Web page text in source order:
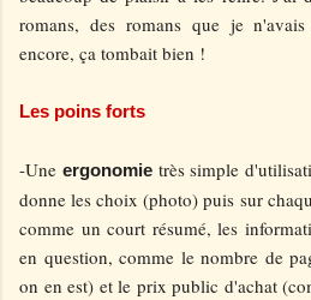
romans, des romans que je
encore, ça tombait bien !
Les poins forts
-Une ergonomietrès simple
donne les choix (photo) puis sur
comme un court résumé, les
en question, comme le nombre de
on en est) et le prix public d'achat